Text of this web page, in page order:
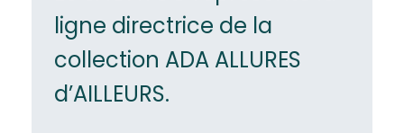
ligne directrice de la
collection ADA ALLURES
d’AILLEURS.